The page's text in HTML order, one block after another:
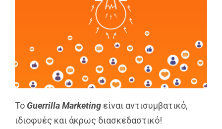
Το Guerrilla Marketing είναι αντισυμβατικό,
ιδιοφυές και άκρως διασκεδαστικό!